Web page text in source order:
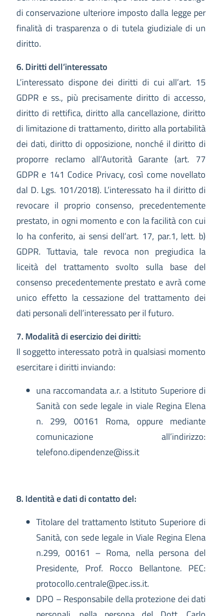
di conservazione ulteriore imposto dalla legge per
finalità di trasparenza o di tutela giudiziale di un
diritto.
6. Diritti dell’interessato
L’interessato dispone dei diritti di cui all’art. 15
GDPR e ss., più precisamente diritto di accesso,
diritto di rettifica, diritto alla cancellazione, diritto
di limitazione di trattamento, diritto alla portabilità
dei dati, diritto di opposizione, nonché il diritto di
proporre reclamo all’Autorità Garante (art. 77
GDPR e 141 Codice Privacy, così come novellato
dal D. Lgs. 101/2018). L’interessato ha il diritto di
revocare il proprio consenso, precedentemente
prestato, in ogni momento e con la facilità con cui
lo ha conferito, ai sensi dell’art. 17, par.1, lett. b)
GDPR. Tuttavia, tale revoca non pregiudica la
liceità del trattamento svolto sulla base del
consenso precedentemente prestato e avrà come
unico effetto la cessazione del trattamento dei
dati personali dell’interessato per il futuro.
7. Modalità di esercizio dei diritti:
Il soggetto interessato potrà in qualsiasi momento
esercitare i diritti inviando:
una raccomandata a.r. a Istituto Superiore di
Sanità con sede legale in viale Regina Elena
n. 299, 00161 Roma, oppure mediante
comunicazione all’indirizzo:
telefono.dipendenze@iss.it
8. Identità e dati di contatto del:
Titolare del trattamento Istituto Superiore di
Sanità, con sede legale in Viale Regina Elena
n.299, 00161 – Roma, nella persona del
Presidente, Prof. Rocco Bellantone. PEC:
protocollo.centrale@pec.iss.it.
DPO – Responsabile della protezione dei dati